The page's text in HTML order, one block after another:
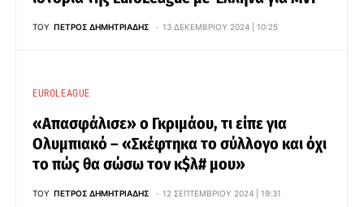
ΤΟΥ ΠΈΤΡΟΣ ΔΗΜΗΤΡΙΆΔΗΣ 13 ΔΕΚΕΜΒΡΊΟΥ 2024 | 10:25
EUROLEAGUE
«Απασφάλισε» ο Γκριμάου, τι είπε για
Ολυμπιακό – «Σκέφτηκα το σύλλογο και όχι
το πώς θα σώσω τον κ$λ# μου»
ΤΟΥ ΠΈΤΡΟΣ ΔΗΜΗΤΡΙΆΔΗΣ 12 ΣΕΠΤΕΜΒΡΊΟΥ 2024 | 19:31